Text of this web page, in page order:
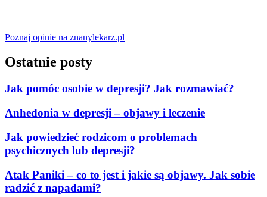
Poznaj opinie na znanylekarz.pl
Ostatnie posty
Jak pomóc osobie w depresji? Jak rozmawiać?
Anhedonia w depresji – objawy i leczenie
Jak powiedzieć rodzicom o problemach
psychicznych lub depresji?
Atak Paniki – co to jest i jakie są objawy. Jak sobie
radzić z napadami?